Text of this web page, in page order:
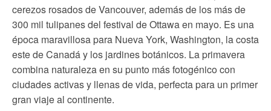
cerezos rosados de Vancouver, además de los más de
300 mil tulipanes del festival de Ottawa en mayo. Es una
época maravillosa para Nueva York, Washington, la costa
este de Canadá y los jardines botánicos. La primavera
combina naturaleza en su punto más fotogénico con
ciudades activas y llenas de vida, perfecta para un primer
gran viaje al continente.